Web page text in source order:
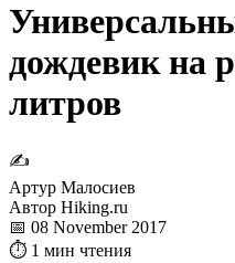
дождевик на
литров
✍
Артур Малосиев
Автор Hiking.ru
📅 08 November 2017
⏱ 1 мин чтения